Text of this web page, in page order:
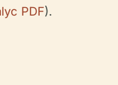
PDF).